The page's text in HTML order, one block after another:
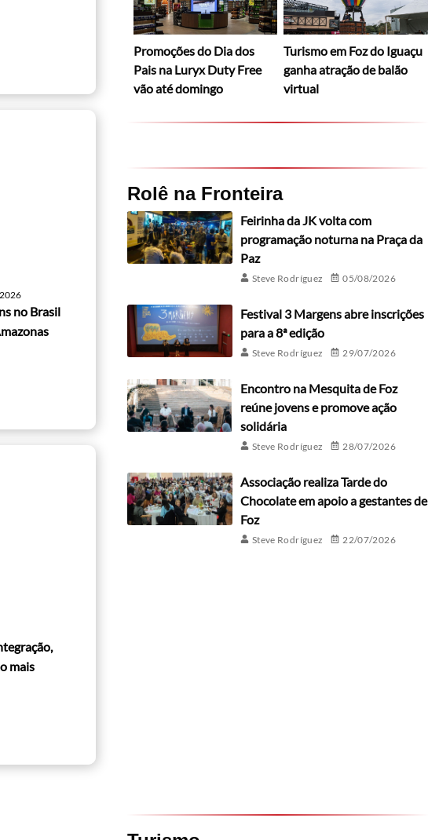
no Brasil
mais
Promoções do Dia dos
Pais na Luryx Duty Free
vão até domingo
Turismo em Foz do Iguaçu
ganha atração de balão
virtual
Rolê na Fronteira
Feirinha da JK volta com
programação noturna na Praça da
Paz
Steve Rodríguez 05/08/2026
Festival 3 Margens abre inscrições
para a 8ª edição
Steve Rodríguez 29/07/2026
Encontro na Mesquita de Foz
reúne jovens e promove ação
solidária
Steve Rodríguez 28/07/2026
Associação realiza Tarde do
Chocolate em apoio a gestantes de
Foz
Steve Rodríguez 22/07/2026